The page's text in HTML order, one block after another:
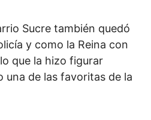
Sucre también quedó
y como la Reina con
que la hizo figurar
una de las favoritas de la